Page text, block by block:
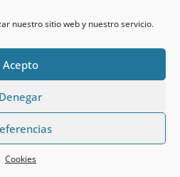
nuestro sitio web y nuestro servicio.
Acepto
Denegar
Cookies